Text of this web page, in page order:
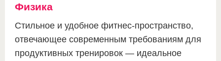
Физика
Стильное и удобное фитнес-пространство,
отвечающее современным требованиям для
продуктивных тренировок — идеальное